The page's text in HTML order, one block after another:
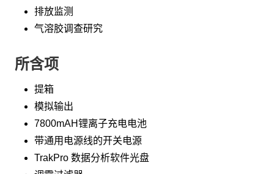
排放监测
气溶胶调查研究
所含项
提箱
模拟输出
7800mAH锂离子充电电池
带通用电源线的开关电源
TrakPro 数据分析软件光盘